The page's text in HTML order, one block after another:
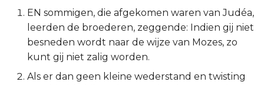
Leviticus
Numeri
Deuteronomium
Handelingen 15:6-21
Handelingen 15:22-35
Handelingen 15:36-41
EN sommigen, die afgekomen waren van Judéa,
leerden de broederen, zeggende: Indien gij niet
besneden wordt naar de wijze van Mozes, zo
kunt gij niet zalig worden.
Als er dan geen kleine wederstand en twisting